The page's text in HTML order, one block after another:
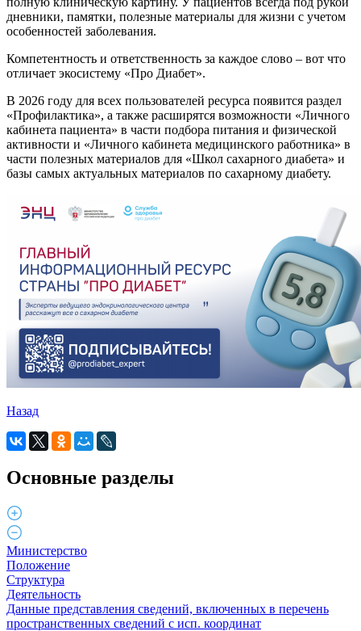
дневники, памятки, полезные материалы для жизни с учетом
особенностей заболевания.
Компетентность и ответственность за каждое слово – вот что
отличает экосистему «Про Диабет».
В 2026 году для всех пользователей ресурса появится раздел
«Профилактика», а также расширятся возможности «Личного
кабинета пациента» в части подбора питания и физической
активности и «Личного кабинета медицинского работника» в
части полезных материалов для «Школ сахарного диабета» и
базы самых актуальных материалов по сахарному диабету.
Назад
Основные разделы
Министерство
Положение
Структура
Деятельность
Данные представления сведений, включенных в перечень
пространственных сведений с исп. координат